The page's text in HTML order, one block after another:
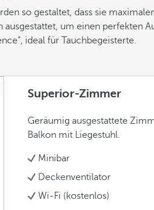
so gestaltet, dass sie
um einen perfekten
ideal für Tauchbegeisterte.
Superior-Zimmer
Geräumig ausgestattete
Balkon mit Liegestuhl.
Minibar
Deckenventilator
Wi-Fi (kostenlos)